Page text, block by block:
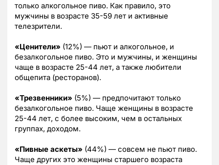
только алкогольное пиво. Как правило, это
мужчины в возрасте 35-59 лет и активные
телезрители.
«Ценители» (12%) — пьют и алкогольное, и
безалкогольное пиво. Это и мужчины, и женщины
чаще в возрасте 25-44 лет, а также любители
общепита (ресторанов).
«Трезвенники» (5%) — предпочитают только
безалкогольное пиво. Чаще женщины в возрасте
25-44 лет, с более высоким, чем в остальных
группах, доходом.
«Пивные аскеты» (44%) — совсем не пьют пиво.
Чаще других это женщины старшего возраста